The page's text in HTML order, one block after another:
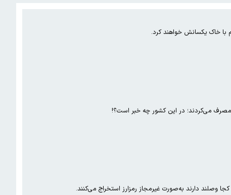
با خاک یکسانش خواهند کرد.
وصلند دارند به‌صورت غیرمجاز رمزارز استخراج می‌کنند.